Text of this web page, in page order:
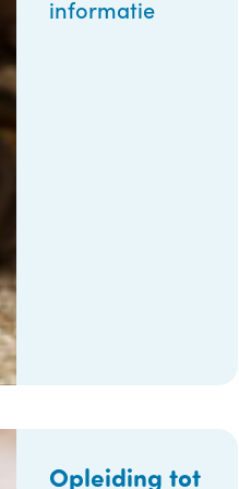
informatie
Opleiding tot